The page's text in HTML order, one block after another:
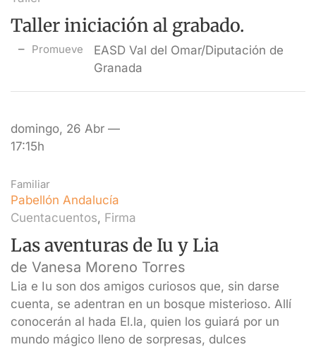
Taller iniciación al grabado.
Promueve
EASD Val del Omar/Diputación de
Granada
domingo, 26 Abr —
17:15h
Familiar
Pabellón Andalucía
Cuentacuentos, Firma
Las aventuras de Iu y Lia
de Vanesa Moreno Torres
Lia e Iu son dos amigos curiosos que, sin darse
cuenta, se adentran en un bosque misterioso. Allí
conocerán al hada El.la, quien los guiará por un
mundo mágico lleno de sorpresas, dulces